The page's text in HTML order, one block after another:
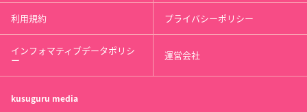
利用規約 プライバシーポリシー
インフォマティブデータポリシ
ー 運営会社
kusuguru media